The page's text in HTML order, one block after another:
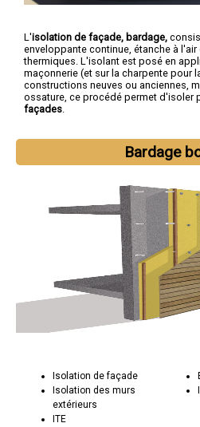
L'isolation de façade, bardage,
enveloppante continue, étanche à
thermiques. L'isolant est posé en
maçonnerie (et sur la charpente pour
constructions neuves ou anciennes,
ossature, ce procédé permet d'isoler
façades.
Bardage
Isolation de façade
Isolation des murs
extérieurs
ITE